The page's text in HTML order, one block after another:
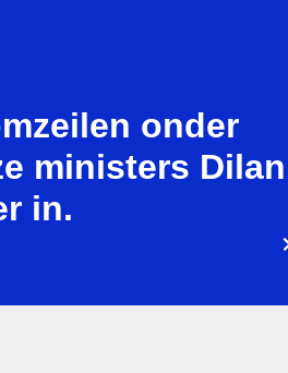
onder
ministers Dilan
in.